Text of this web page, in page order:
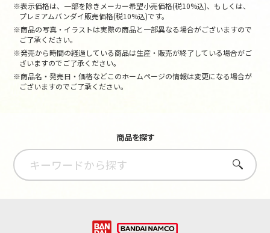
※表示価格は、一部を除きメーカー希望小売価格(税10%込)、もしくは、
プレミアムバンダイ販売価格(税10%込)です。
※商品の写真・イラストは実際の商品と一部異なる場合がございますので
ご了承ください。
※発売から時間の経過している商品は生産・販売が終了している場合がご
ざいますのでご了承ください。
※商品名・発売日・価格などこのホームページの情報は変更になる場合が
ございますのでご了承ください。
商品を探す
さがす